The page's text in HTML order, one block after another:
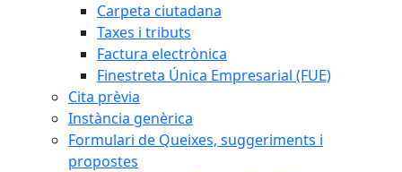
Carpeta ciutadana
Taxes i tributs
Factura electrònica
Finestreta Única Empresarial (FUE)
Cita prèvia
Instància genèrica
Formulari de Queixes, suggeriments i
propostes